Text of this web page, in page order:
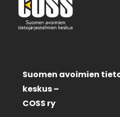
Suomen avoimien
keskus –
COSS ry